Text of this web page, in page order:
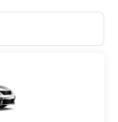
за телом и
в одном из 4
остаток дня на
384 номеров с